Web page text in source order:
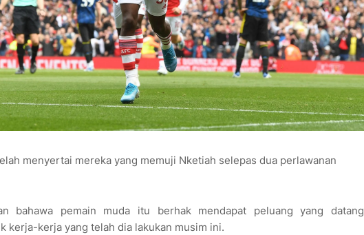
menyertai mereka yang memuji Nketiah selepas dua perlawanan
bahawa pemain muda itu berhak mendapat peluang yang datang
kerja-kerja yang telah dia lakukan musim ini.